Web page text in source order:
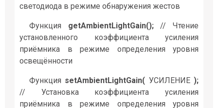
светодиода в режиме обнаружения жестов
Функция getAmbientLightGain();// Чтение
установленного коэффициента усиления
приёмника в режиме определения уровня
освещённости
Функция setAmbientLightGain( УСИЛЕНИЕ );
// Установка коэффициента усиления
приёмника в режиме определения уровня